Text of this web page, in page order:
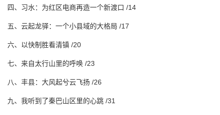
四、习水：为红区电商再造一个新渡口 /14
五、云起龙驿：一个小县域的大格局 /17
六、以快制胜看清镇 /20
七、来自太行山里的呼唤 /23
八、丰县：大风起兮云飞扬 /26
九、我听到了秦巴山区里的心跳 /31